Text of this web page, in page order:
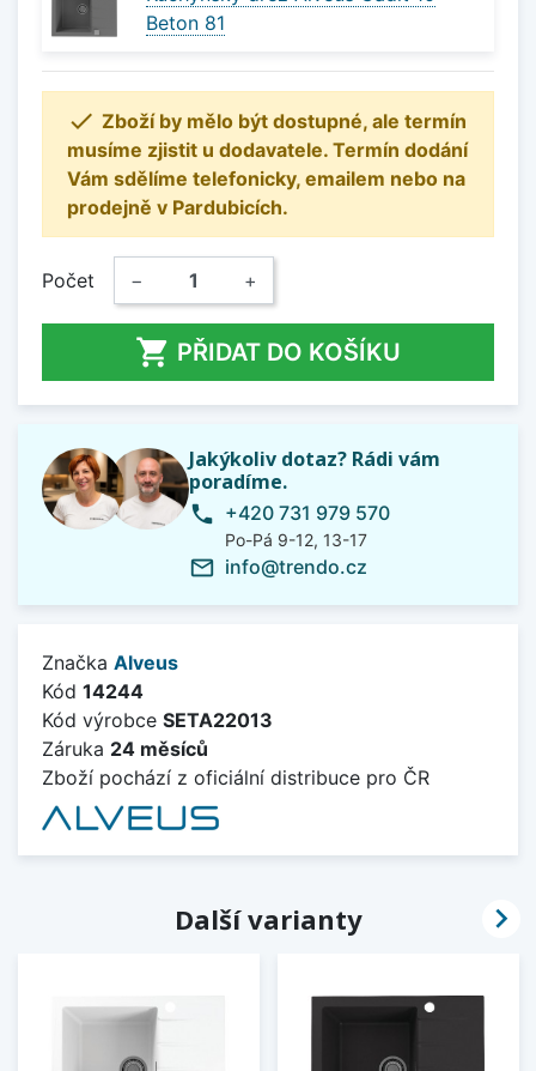
Beton 81
 Zboží by mělo být dostupné, ale termín
musíme zjistit u dodavatele. Termín dodání
Vám sdělíme telefonicky, emailem nebo na
prodejně v Pardubicích.
Počet − +
 PŘIDAT DO KOŠÍKU
Jakýkoliv dotaz? Rádi vám
poradíme.
phone +420 731 979 570
Po-Pá 9-12, 13-17
mail_outline info@trendo.cz
Značka Alveus
Kód 14244
Kód výrobce SETA22013
Záruka 24 měsíců
Zboží pochází z oficiální distribuce pro ČR
Další varianty 